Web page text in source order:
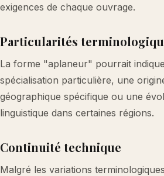
exigences de chaque ouvrage.
Particularités
La forme "aplaneur" pourrait
spécialisation particulière, une
géographique spécifique ou une
linguistique dans certaines régions.
Continuité technique
Malgré les variations